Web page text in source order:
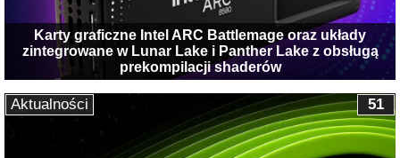
Karty graficzne Intel ARC Battlemage oraz układy
zintegrowane w Lunar Lake i Panther Lake z obsługą
prekompilacji shaderów
51
Aktualności